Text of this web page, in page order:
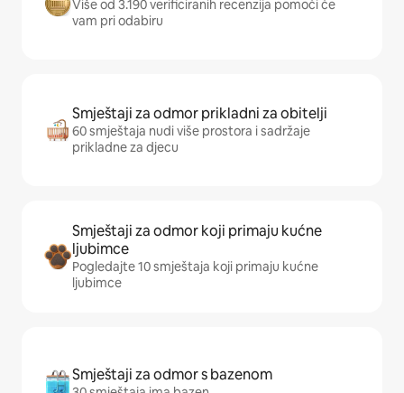
Više od 3.190 verificiranih recenzija pomoći će
vam pri odabiru
Smještaji za odmor prikladni za obitelji
60 smještaja nudi više prostora i sadržaje
prikladne za djecu
Smještaji za odmor koji primaju kućne
ljubimce
Pogledajte 10 smještaja koji primaju kućne
ljubimce
Smještaji za odmor s bazenom